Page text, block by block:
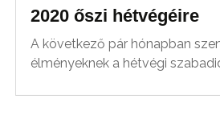
2020 őszi hétvégéire
A következő pár hónapban
élményeknek a hétvégi